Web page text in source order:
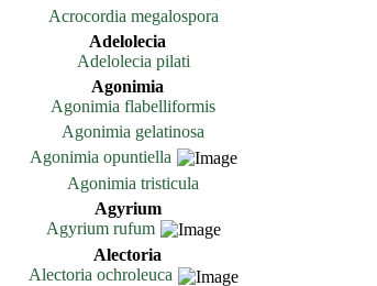
Acrocordia megalospora
Adelolecia
Adelolecia pilati
Agonimia
Agonimia flabelliformis
Agonimia gelatinosa
Agonimia opuntiella
Agonimia tristicula
Agyrium
Agyrium rufum
Alectoria
Alectoria ochroleuca